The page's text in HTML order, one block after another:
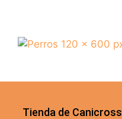
Tienda de Canicross